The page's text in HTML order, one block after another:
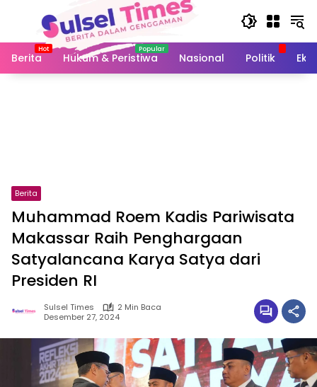
Berita
Hukum & Peristiwa Nasional Politik
Berita
Muhammad Roem Kadis Pariwisata
Makassar Raih Penghargaan
Satyalancana Karya Satya dari
Presiden RI
Sulsel Times
2 Min Baca
Desember 27, 2024